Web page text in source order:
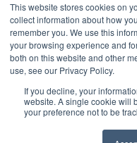
This website stores cookies on
collect information about how
remember you. We use this
your browsing experience and
both on this website and other
use, see our Privacy Policy.
If you decline, your
website. A single cookie will
your preference not to be
An xxllnc company
All rights reserved ©